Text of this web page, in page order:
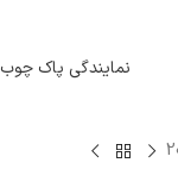
نمایندگی پاک چوب